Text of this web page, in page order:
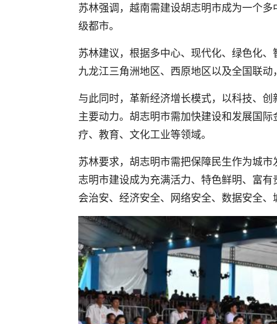
苏林强调，越南需建设胡志明市成为一个
级都市。
苏林建议，根据多中心、现代化、绿色化
九龙江三角洲地区、西原地区以及全国联动
与此同时，革新经济增长模式，以科技、
主要动力。胡志明市需加快建设和发展国
疗、教育、文化工业等领域。
苏林要求，胡志明市需把保障民生作为城市
志明市建设成为充满活力、特色鲜明、富
会治安、经济安全、网络安全、数据安全、